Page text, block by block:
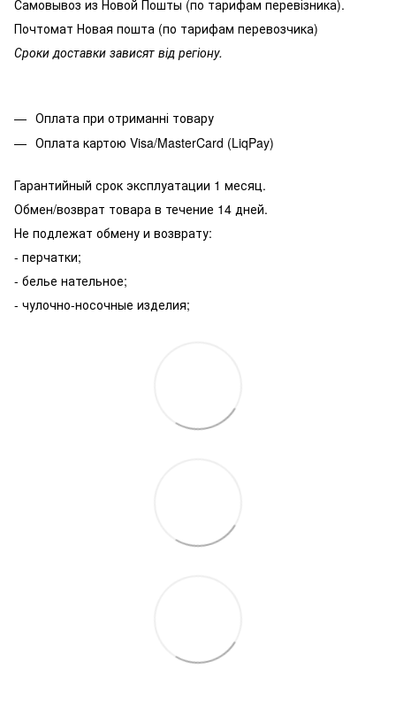
Самовывоз из Новой Пошты (по тарифам перевізника).
Почтомат Новая пошта (по тарифам перевозчика)
Сроки доставки зависят від регіону.
Оплата при отриманні товару
Оплата картою Visa/MasterCard (LiqPay)
Гарантийный срок эксплуатации 1 месяц.
Обмен/возврат товара в течение 14 дней.
Не подлежат обмену и возврату:
- перчатки;
- белье нательное;
- чулочно-носочные изделия;